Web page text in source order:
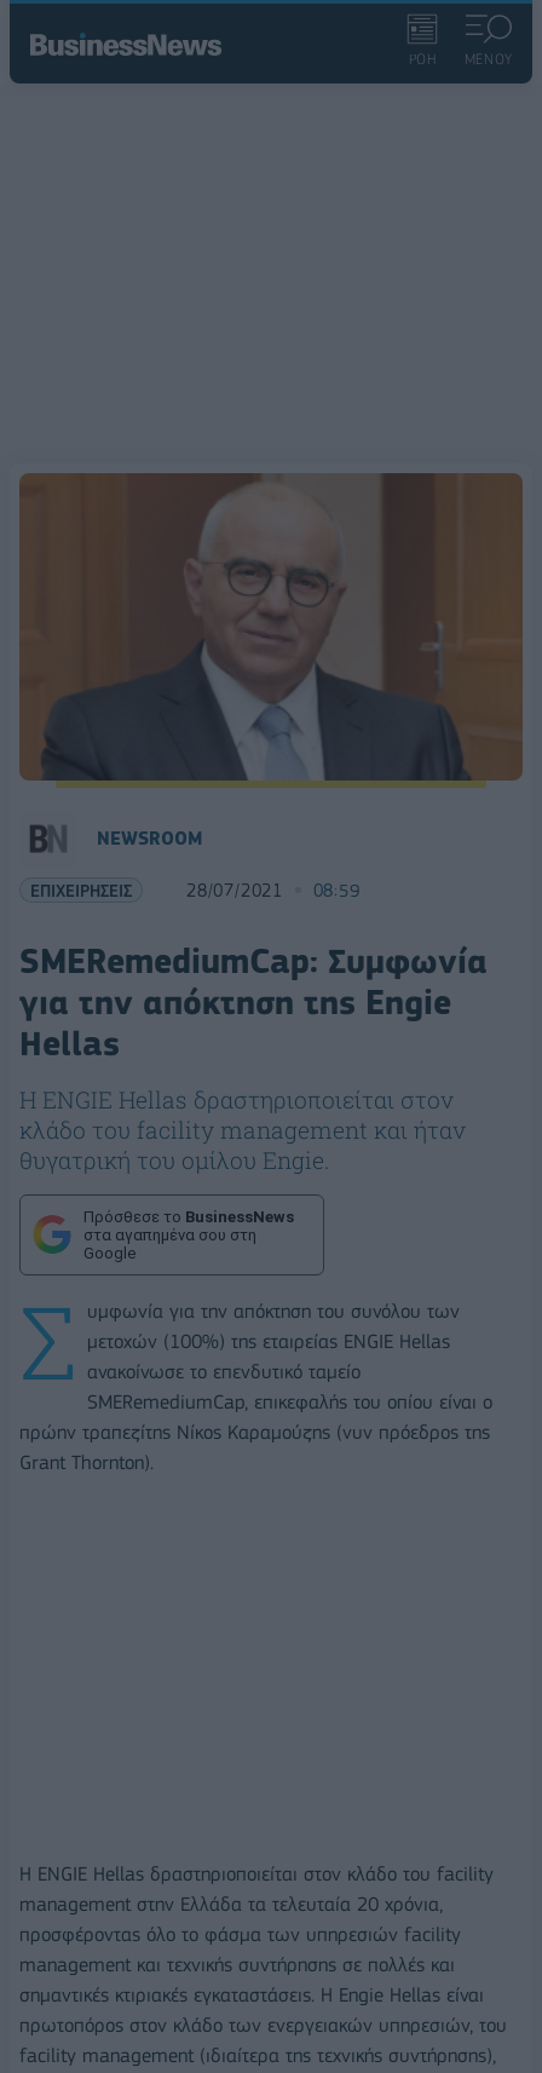
ΡΟΗ ΜΕΝΟΥ
NEWSROOM
ΕΠΙΧΕΙΡΗΣΕΙΣ 28/07/2021 08:59
SMERemediumCap: Συμφωνία
για την απόκτηση της Engie
Hellas
Η ENGIE Hellas δραστηριοποιείται στον
κλάδο του facility management και ήταν
θυγατρική του ομίλου Engie.
Πρόσθεσε το BusinessNews
στα αγαπημένα σου στη
Google
Σ
υμφωνία για την απόκτηση του συνόλου των
μετοχών (100%) της εταιρείας ENGIE Hellas
ανακοίνωσε το επενδυτικό ταμείο
SMERemediumCap, επικεφαλής του οπίου είναι ο
πρώην τραπεζίτης Νίκος Καραμούζης (νυν πρόεδρος της
Grant Thornton).
Η ENGIE Hellas δραστηριοποιείται στον κλάδο του facility
management στην Ελλάδα τα τελευταία 20 χρόνια,
προσφέροντας όλο το φάσμα των υπηρεσιών facility
management και τεχνικής συντήρησης σε πολλές και
σημαντικές κτιριακές εγκαταστάσεις. Η Engie Hellas είναι
πρωτοπόρος στον κλάδο των ενεργειακών υπηρεσιών, του
facility management (ιδιαίτερα της τεχνικής συντήρησης),